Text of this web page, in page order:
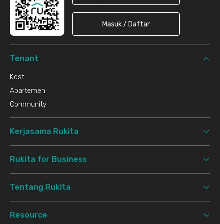
Masuk / Daftar
Tenant
Kost
Apartemen
Community
Kerjasama Rukita
Rukita for Business
Tentang Rukita
Resource